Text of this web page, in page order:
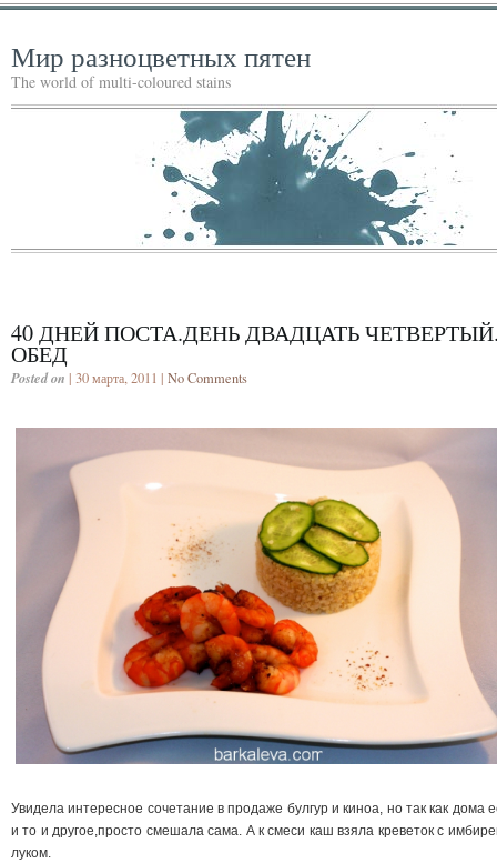
Мир разноцветных пятен
The world of multi-coloured stains
40 ДНЕЙ ПОСТА.ДЕНЬ ДВАДЦАТЬ
ОБЕД
Posted on | 30 марта, 2011 | No Comments
Увидела интересное сочетание в продаже булгур и киноа, но так как дома
и то и другое,просто смешала сама. А к смеси каш взяла креветок с
луком.